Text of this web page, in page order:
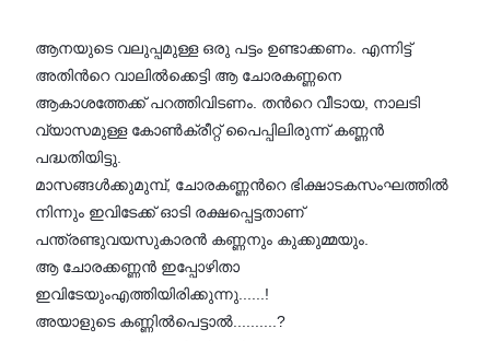
ആനയുടെ വലുപ്പമുള്ള ഒരു പട്ടം ഉണ്ടാക്കണം. എന്നിട്ട്
അതിന്‍റെ വാലില്‍ക്കെട്ടി ആ ചോരകണ്ണനെ
ആകാശത്തേക്ക് പറത്തിവിടണം. തന്‍റെ വീടായ, നാലടി
വ്യാസമുള്ള കോണ്‍ക്രീറ്റ് പൈപ്പിലിരുന്ന് കണ്ണന്‍
പദ്ധതിയിട്ടു.
മാസങ്ങള്‍ക്കുമുമ്പ്, ചോരകണ്ണന്‍റെ ഭിക്ഷാടകസംഘത്തില്‍
നിന്നും ഇവിടേക്ക് ഓടി രക്ഷപ്പെട്ടതാണ്
പന്ത്രണ്ടുവയസുകാരന്‍ കണ്ണനും കുക്കുമ്മയും.
ആ ചോരക്കണ്ണന്‍ ഇപ്പോഴിതാ
ഇവിടേയുംഎത്തിയിരിക്കുന്നു......!
അയാളുടെ കണ്ണില്‍പെട്ടാല്‍..........?